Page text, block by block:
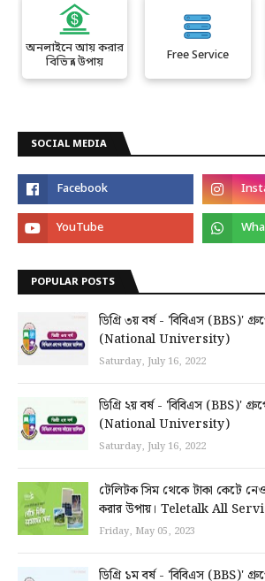
অনলাইনে আয় করার
বিভিন্ন উপায়
Free Service
SOCIAL MEDIA
POPULAR POSTS
ডিগ্রি ৩য় বর্ষ - 'বিবিএস (BBS)'
(National University)
Saturday, July 16, 2022
ডিগ্রি ২য় বর্ষ - 'বিবিএস (BBS)'
(National University)
Saturday, July 16, 2022
টেলিটক সিম থেকে টাকা কেটে
করার উপায়। Teletalk All
Friday, May 05, 2023
ডিগ্রি ১ম বর্ষ - 'বিবিএস (BBS)'